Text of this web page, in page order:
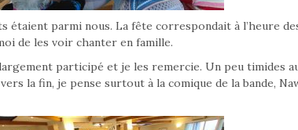
étaient parmi nous. La fête correspondait à l’heure
de les voir chanter en famille.
participé et je les remercie. Un peu timides
la fin, je pense surtout à la comique de la bande,